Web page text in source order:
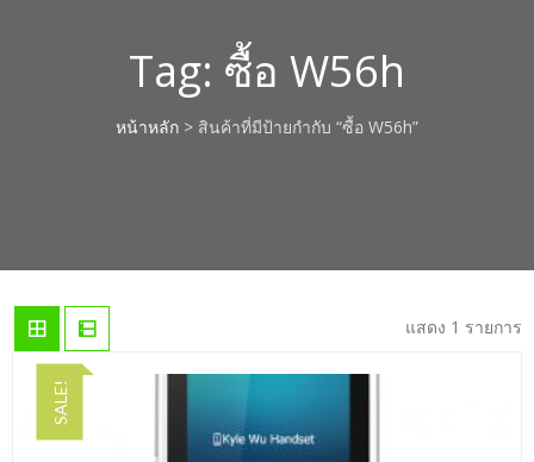
Tag: ซื้อ W56h
หน้าหลัก > สินค้าที่มีป้ายกำกับ “ซื้อ W56h”
แสดง 1 รายการ
SALE!